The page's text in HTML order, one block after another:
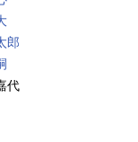
郎
代